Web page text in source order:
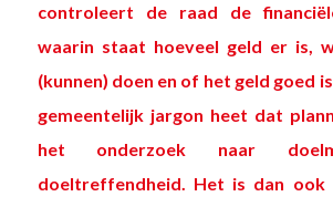
controleert de raad de
waarin staat hoeveel geld er is,
(kunnen) doen en of het geld goed
gemeentelijk jargon heet dat
het onderzoek naar
doeltreffendheid. Het is dan ook